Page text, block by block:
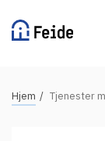
N
Hjem Tjenester